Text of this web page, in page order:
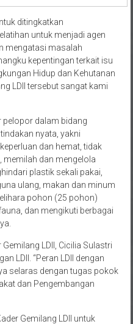
ditingkatkan
untuk menjadi agen
mengatasi masalah
kepentingan terkait isu
Hidup dan Kehutanan
LDII tersebut sangat kami
pelopor dalam bidang
nyata, yakni
dan hemat, tidak
dan mengelola
plastik sekali pakai,
ulang, makan dan minum
pohon (25 pohon)
dan mengikuti berbagai
LDII, Cicilia Sulastri
LDII. “Peran LDII dengan
selaras dengan tugas pokok
dan Pengembangan
Gemilang LDII untuk